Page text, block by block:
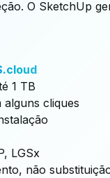
O SketchUp
1 TB
cliques
LGSx
não